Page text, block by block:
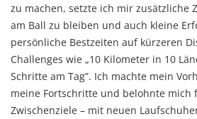
zu machen, setzte ich mir zusätzliche
am Ball zu bleiben und auch kleine
persönliche Bestzeiten auf kürzeren
Challenges wie „10 Kilometer in 10
Schritte am Tag”. Ich machte mein
meine Fortschritte und belohnte mich
Zwischenziele – mit neuen